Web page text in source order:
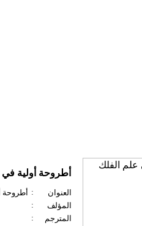
أطروحة أولية في
العنوان :
أطروحة
المؤلف
:
المترجم
: